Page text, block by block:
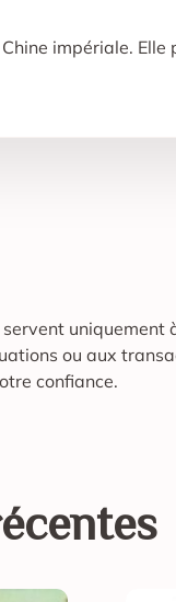
impériale. Elle
uniquement
ou aux
confiance.